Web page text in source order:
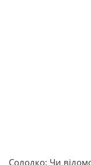
Солодко: Чи